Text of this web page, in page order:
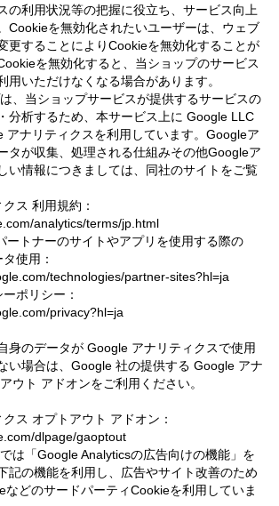
の利用状況等の把握に役立ち、サービス向上
Cookieを無効化されたいユーザーは、ウェブ
更することによりCookieを無効化することが
を無効化すると、当ショップのサービス
用いただけなくなる場合があります。
は、当ショップサービスが提供するサービスの
分析するため、本サービス上に Google LLC
アナリティクスを利用しています。Googleア
タが収集、処理される仕組みその他Googleア
い情報につきましては、同社のサイトをご覧
ス 利用規約：
analytics/terms/jp.html
ートナーのサイトやアプリを使用する際の
使用：
technologies/partner-sites?hl=ja
ポリシー：
privacy?hl=ja
身のデータが Google アナリティクスで使用
い場合は、Google 社の提供する Google アナ
ウト アドオンをご利用ください。
ス オプトアウト アドオン：
dlpage/gaoptout
では「Google Analyticsの広告向けの機能」を
記の機能を利用し、広告やサイト改善のため
などのサードパーティCookieを利用していま